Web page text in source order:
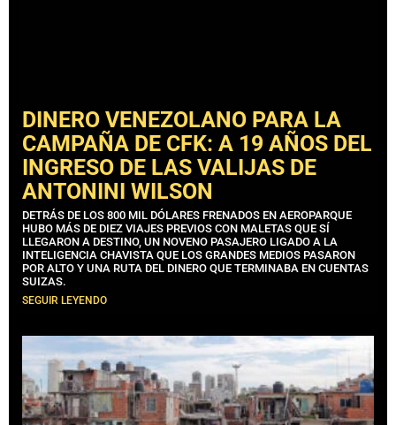
DINERO VENEZOLANO PARA LA
CAMPAÑA DE CFK: A 19 AÑOS DEL
INGRESO DE LAS VALIJAS DE
ANTONINI WILSON
DETRÁS DE LOS 800 MIL DÓLARES FRENADOS EN AEROPARQUE
HUBO MÁS DE DIEZ VIAJES PREVIOS CON MALETAS QUE SÍ
LLEGARON A DESTINO, UN NOVENO PASAJERO LIGADO A LA
INTELIGENCIA CHAVISTA QUE LOS GRANDES MEDIOS PASARON
POR ALTO Y UNA RUTA DEL DINERO QUE TERMINABA EN CUENTAS
SUIZAS.
SEGUIR LEYENDO